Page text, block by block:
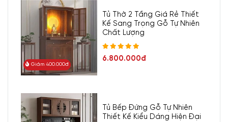
Giảm 400.000đ
Tủ Thờ 2 Tầng Giá Rẻ Thiết
Kế Sang Trọng Gỗ Tự Nhiên
Chất Lượng
6.800.000đ
Tủ Bếp Đứng Gỗ Tự Nhiên
Thiết Kế Kiểu Dáng Hiện Đại